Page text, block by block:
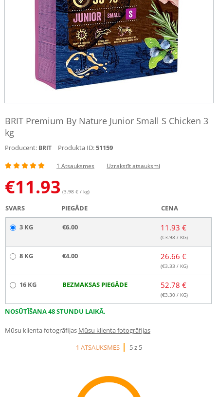
BRIT Premium By Nature Junior Small S Chicken 3
kg
Producent: BRIT Produkta ID:51159
1 Atsauksmes Uzrakstīt atsauksmi
€11.93 (3.98 € / kg)
SVARS PIEGĀDE CENA
3 KG €6.00 11.93 €
(€3.98 / KG)
8 KG €4.00 26.66 €
(€3.33 / KG)
16 KG BEZMAKSAS PIEGĀDE 52.78 €
(€3.30 / KG)
NOSŪTĪŠANA 48 STUNDU LAIKĀ.
Mūsu klienta fotogrāfijas Mūsu klienta fotogrāfijas
1 ATSAUKSMES
5 z 5